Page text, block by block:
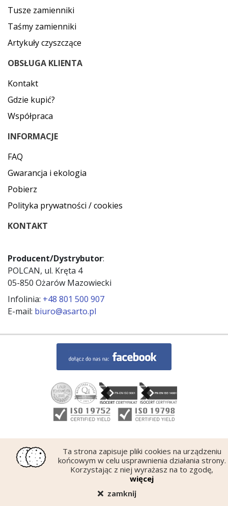
Tusze zamienniki
Taśmy zamienniki
Artykuły czyszczące
OBSŁUGA KLIENTA
Kontakt
Gdzie kupić?
Współpraca
INFORMACJE
FAQ
Gwarancja i ekologia
Pobierz
Polityka prywatności / cookies
KONTAKT
Producent/Dystrybutor:
POLCAN, ul. Kręta 4
05-850 Ożarów Mazowiecki
Infolinia: +48 801 500 907
E-mail: biuro@asarto.pl
Ta strona zapisuje pliki cookies na urządzeniu
końcowym w celu usprawnienia działania strony.
Korzystając z niej wyrażasz na to zgodę,
więcej
zamknij